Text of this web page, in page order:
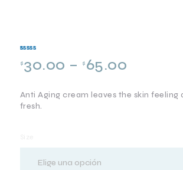
5.00
sobre 5
basado
cliente
$30.00 – $ 65.00
Anti Aging cream leaves the skin feeling
fresh.